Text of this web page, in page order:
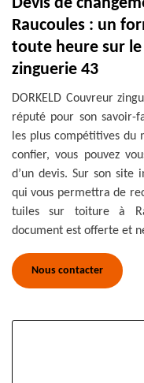
Raucoules : un
toute heure sur le
zinguerie 43
DORKELD Couvreur
réputé pour son savoir-
les plus compétitives du
confier, vous pouvez
d’un devis. Sur son
qui vous permettra de
tuiles sur toiture à
document est offerte et
Nous contacter